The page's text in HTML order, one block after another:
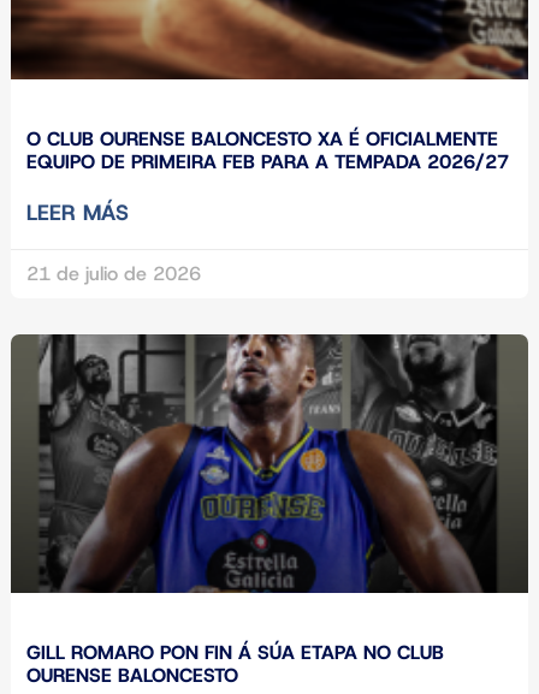
O CLUB OURENSE BALONCESTO XA É OFICIALMENTE
EQUIPO DE PRIMEIRA FEB PARA A TEMPADA 2026/27
LEER MÁS
21 de julio de 2026
GILL ROMARO PON FIN Á SÚA ETAPA NO CLUB
OURENSE BALONCESTO